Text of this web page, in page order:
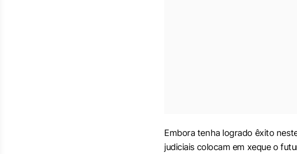
Embora tenha logrado êxito
judiciais colocam em xeque o